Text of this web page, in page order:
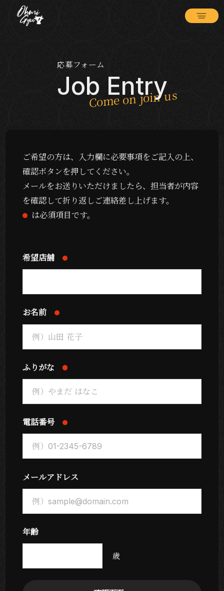
応募フォーム
Job Entry
ご希望の方は、入力欄に必要事項をご記入の上、
確認ボタンを押してください。
メールをお送りいただけましたら、担当者が内容
を確認して折り返しご連絡差し上げます。
は必須項目です。
希望店舗
お名前
ふりがな
電話番号
メールアドレス
年齢
歳